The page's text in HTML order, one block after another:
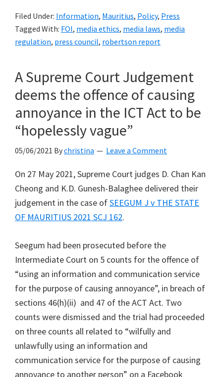
Filed Under: Information, Mauritius, Policy, Press
Tagged With: FOI, media ethics, media laws, media
regulation, press council, robertson report
A Supreme Court Judgement
deems the offence of causing
annoyance in the ICT Act to be
“hopelessly vague”
05/06/2021 Bychristina Leave a Comment
On 27 May 2021, Supreme Court judges D. Chan Kan
Cheong and K.D. Gunesh-Balaghee delivered their
judgement in the case ofSEEGUM J v THE STATE
OF MAURITIUS 2021 SCJ 162.
Seegum had been prosecuted before the
Intermediate Court on 5 counts for the offence of
“using an information and communication service
for the purpose of causing annoyance”, in breach of
sections 46(h)(ii) and 47 of the ACT Act. Two
counts were dismissed and the trial had proceeded
on three counts all related to “wilfully and
unlawfully using an information and
communication service for the purpose of causing
annoyance to another person” on a Facebook